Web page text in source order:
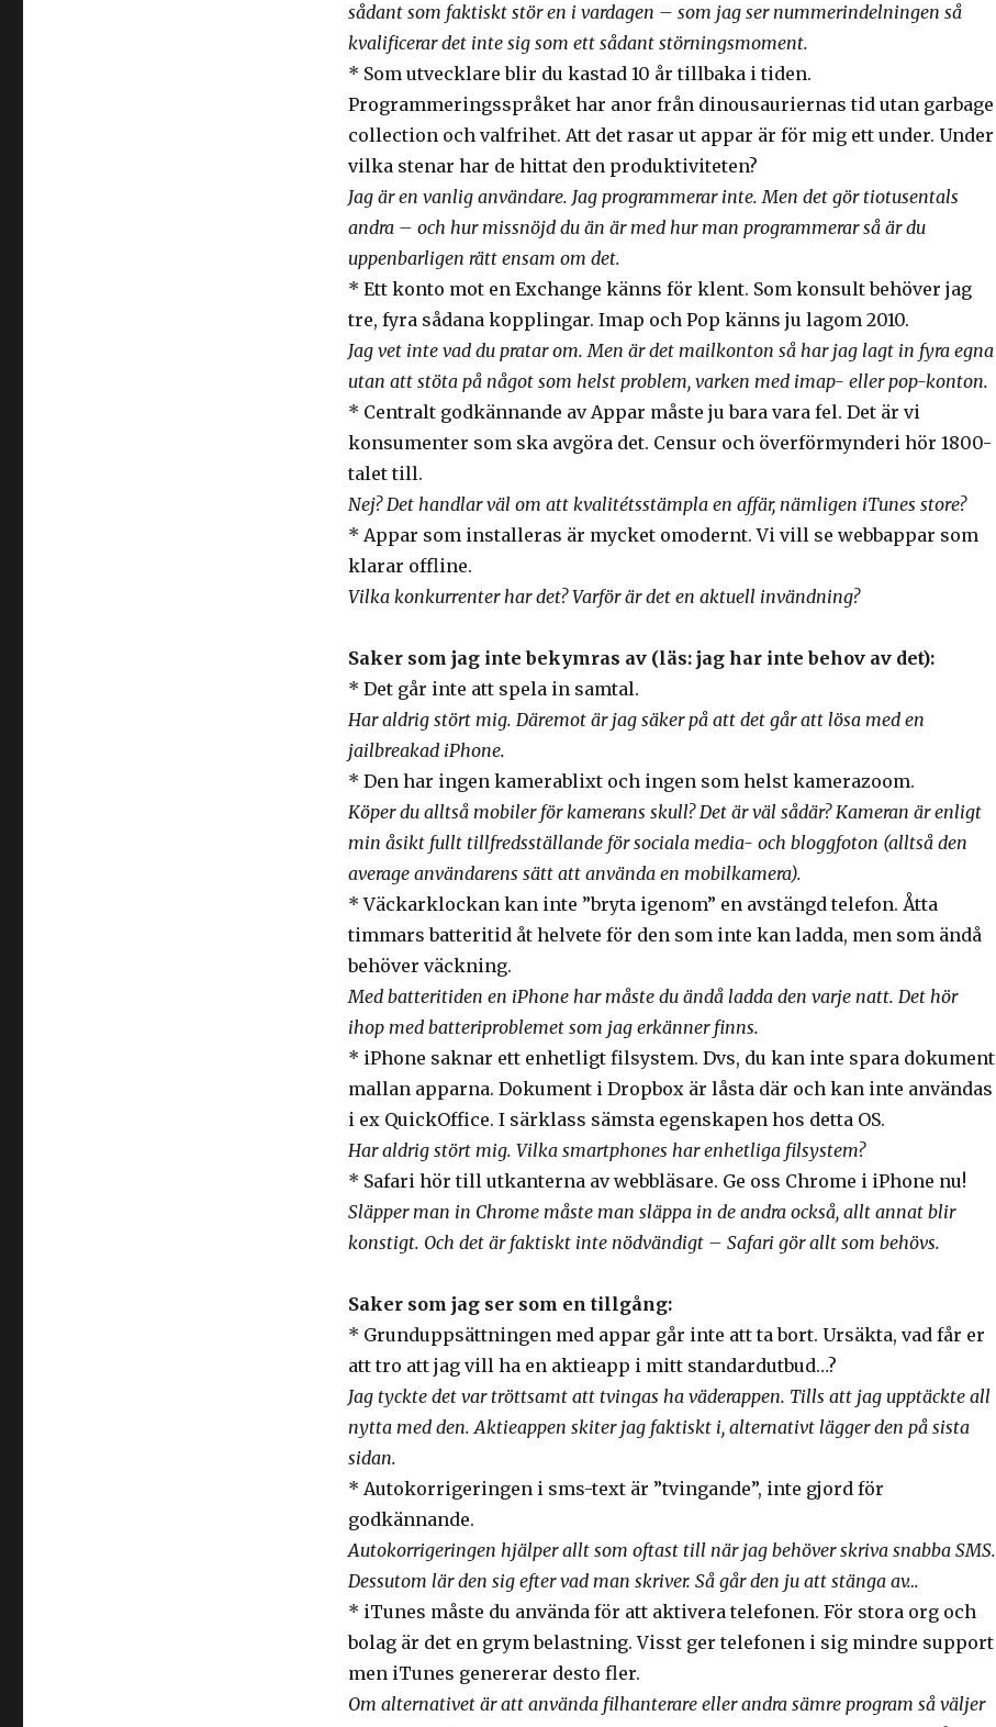
sådant som faktiskt stör en i vardagen – som jag ser nummerindelningen så
kvalificerar det inte sig som ett sådant störningsmoment.
* Som utvecklare blir du kastad 10 år tillbaka i tiden.
Programmeringsspråket har anor från dinousauriernas tid utan garbage
collection och valfrihet. Att det rasar ut appar är för mig ett under. Under
vilka stenar har de hittat den produktiviteten?
Jag är en vanlig användare. Jag programmerar inte. Men det gör tiotusentals
andra – och hur missnöjd du än är med hur man programmerar så är du
uppenbarligen rätt ensam om det.
* Ett konto mot en Exchange känns för klent. Som konsult behöver jag
tre, fyra sådana kopplingar. Imap och Pop känns ju lagom 2010.
Jag vet inte vad du pratar om. Men är det mailkonton så har jag lagt in fyra egna
utan att stöta på något som helst problem, varken med imap- eller pop-konton.
* Centralt godkännande av Appar måste ju bara vara fel. Det är vi
konsumenter som ska avgöra det. Censur och överförmynderi hör 1800-
talet till.
Nej? Det handlar väl om att kvalitétsstämpla en affär, nämligen iTunes store?
* Appar som installeras är mycket omodernt. Vi vill se webbappar som
klarar offline.
Vilka konkurrenter har det? Varför är det en aktuell invändning?
Saker som jag inte bekymras av (läs: jag har inte behov av det):
* Det går inte att spela in samtal.
Har aldrig stört mig. Däremot är jag säker på att det går att lösa med en
jailbreakad iPhone.
* Den har ingen kamerablixt och ingen som helst kamerazoom.
Köper du alltså mobiler för kamerans skull? Det är väl sådär? Kameran är enligt
min åsikt fullt tillfredsställande för sociala media- och bloggfoton (alltså den
average användarens sätt att använda en mobilkamera).
* Väckarklockan kan inte ”bryta igenom” en avstängd telefon. Åtta
timmars batteritid åt helvete för den som inte kan ladda, men som ändå
behöver väckning.
Med batteritiden en iPhone har måste du ändå ladda den varje natt. Det hör
ihop med batteriproblemet som jag erkänner finns.
* iPhone saknar ett enhetligt filsystem. Dvs, du kan inte spara dokument
mallan apparna. Dokument i Dropbox är låsta där och kan inte användas
i ex QuickOffice. I särklass sämsta egenskapen hos detta OS.
Har aldrig stört mig. Vilka smartphones har enhetliga filsystem?
* Safari hör till utkanterna av webbläsare. Ge oss Chrome i iPhone nu!
Släpper man in Chrome måste man släppa in de andra också, allt annat blir
konstigt. Och det är faktiskt inte nödvändigt – Safari gör allt som behövs.
Saker som jag ser som en tillgång:
* Grunduppsättningen med appar går inte att ta bort. Ursäkta, vad får er
att tro att jag vill ha en aktieapp i mitt standardutbud…?
Jag tyckte det var tröttsamt att tvingas ha väderappen. Tills att jag upptäckte all
nytta med den. Aktieappen skiter jag faktiskt i, alternativt lägger den på sista
sidan.
* Autokorrigeringen i sms-text är ”tvingande”, inte gjord för
godkännande.
Autokorrigeringen hjälper allt som oftast till när jag behöver skriva snabba SMS.
Dessutom lär den sig efter vad man skriver. Så går den ju att stänga av…
* iTunes måste du använda för att aktivera telefonen. För stora org och
bolag är det en grym belastning. Visst ger telefonen i sig mindre support
men iTunes genererar desto fler.
Om alternativet är att använda filhanterare eller andra sämre program så väljer